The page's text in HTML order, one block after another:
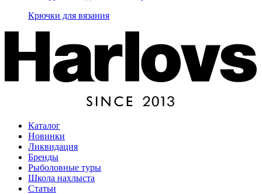
Крючки для вязания
Каталог
Новинки
Ликвидация
Бренды
Рыболовные туры
Школа нахлыста
Статьи